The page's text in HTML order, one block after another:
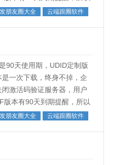
朋友圈大全 云端跟圈软件
90天使用期，UDID定制版
一次下载，终身不掉，企
激活码验证服务器，用户
版本有90天到期提醒，所以
朋友圈大全 云端跟圈软件